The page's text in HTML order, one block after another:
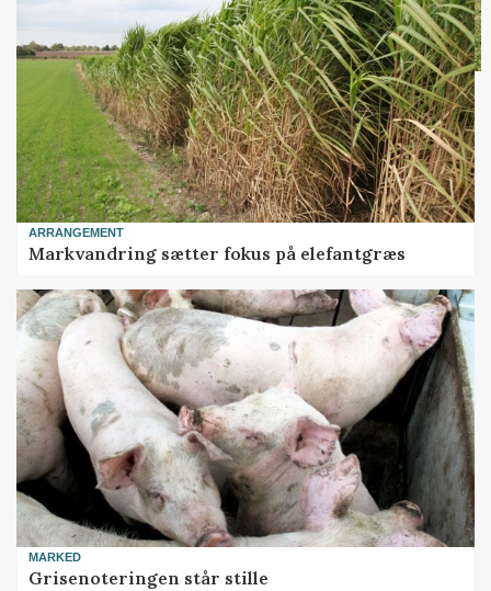
ARRANGEMENT
Markvandring sætter fokus på elefantgræs
MARKED
Grisenoteringen står stille